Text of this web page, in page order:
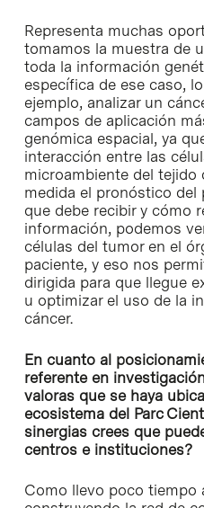
Representa muchas
tomamos la muestra de
toda la información
específica de ese caso,
ejemplo, analizar un
campos de aplicación
genómica espacial, ya
interacción entre las
microambiente del tejido
medida el pronóstico del
que debe recibir y cómo
información, podemos
células del tumor en el
paciente, y eso nos
dirigida para que llegue
u optimizar el uso de la
cáncer.
En cuanto al
referente en
valoras que se haya
ecosistema del Parc
sinergias crees que
centros e instituciones?
Como llevo poco tiempo